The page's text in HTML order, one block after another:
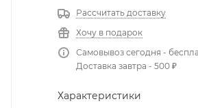
Рассчитать доставку
Хочу в подарок
Самовывоз сегодня -
Доставка завтра - 500 ₽
Характеристики